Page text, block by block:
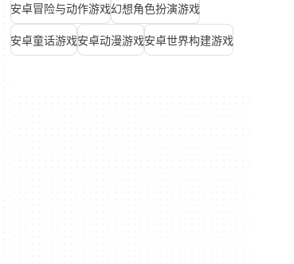
安卓冒险与动作游戏幻想角色扮演游戏
安卓童话游戏安卓动漫游戏安卓世界构建游戏